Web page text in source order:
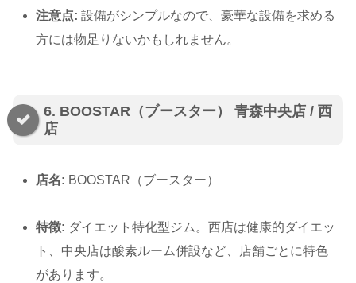
注意点: 設備がシンプルなので、豪華な設備を求める
方には物足りないかもしれません。
6. BOOSTAR（ブースター） 青森中央店 / 西
店
店名: BOOSTAR（ブースター）
特徴: ダイエット特化型ジム。西店は健康的ダイエッ
ト、中央店は酸素ルーム併設など、店舗ごとに特色
があります。